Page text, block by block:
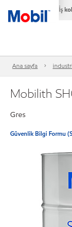
İş
Ana sayfa
Mobilith
Gres
Güvenlik Bilgi Formu